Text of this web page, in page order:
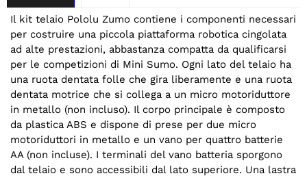
Il kit telaio Pololu Zumo contiene i componenti necessari
per costruire una piccola piattaforma robotica cingolata
ad alte prestazioni, abbastanza compatta da qualificarsi
per le competizioni di Mini Sumo. Ogni lato del telaio ha
una ruota dentata folle che gira liberamente e una ruota
dentata motrice che si collega a un micro motoriduttore
in metallo (non incluso). Il corpo principale è composto
da plastica ABS e dispone di prese per due micro
motoriduttori in metallo e un vano per quattro batterie
AA (non incluse). I terminali del vano batteria sporgono
dal telaio e sono accessibili dal lato superiore. Una lastra